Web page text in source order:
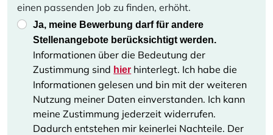
einen passenden Job zu finden, erhöht.
Ja, meine Bewerbung darf für andere
Stellenangebote berücksichtigt werden.
Informationen über die Bedeutung der
Zustimmung sind hier hinterlegt. Ich habe die
Informationen gelesen und bin mit der weiteren
Nutzung meiner Daten einverstanden. Ich kann
meine Zustimmung jederzeit widerrufen.
Dadurch entstehen mir keinerlei Nachteile. Der